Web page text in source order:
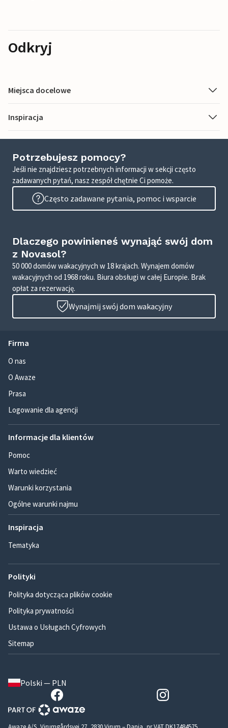
Odkryj
Miejsca docelowe
Inspiracja
Potrzebujesz pomocy?
Jeśli nie znajdziesz potrzebnych informacji w sekcji często
zadawanych pytań, nasz zespół chętnie Ci pomoże.
Często zadawane pytania, pomoc i wsparcie
Dlaczego powinieneś wynająć swój dom
z Novasol?
50 000 domów wakacyjnych w 18 krajach. Wynajem domów
wakacyjnych od 1968 roku. Biura obsługi w całej Europie. Brak
opłat za rezerwację.
Wynajmij swój dom wakacyjny
Firma
O nas
O Awaze
Prasa
Logowanie dla agencji
Informacje dla klientów
Pomoc
Warto wiedzieć
Warunki korzystania
Ogólne warunki najmu
Inspiracja
Tematyka
Polityki
Polityka dotycząca plików cookie
Polityka prywatności
Ustawa o Usługach Cyfrowych
Sitemap
Polski — PLN